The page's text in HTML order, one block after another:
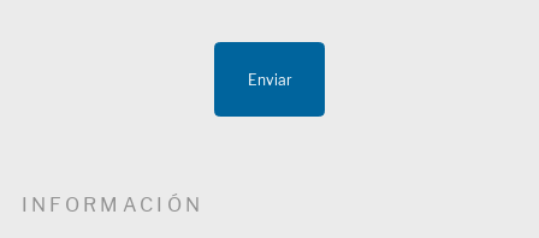
Enviar
INFORMACIÓN